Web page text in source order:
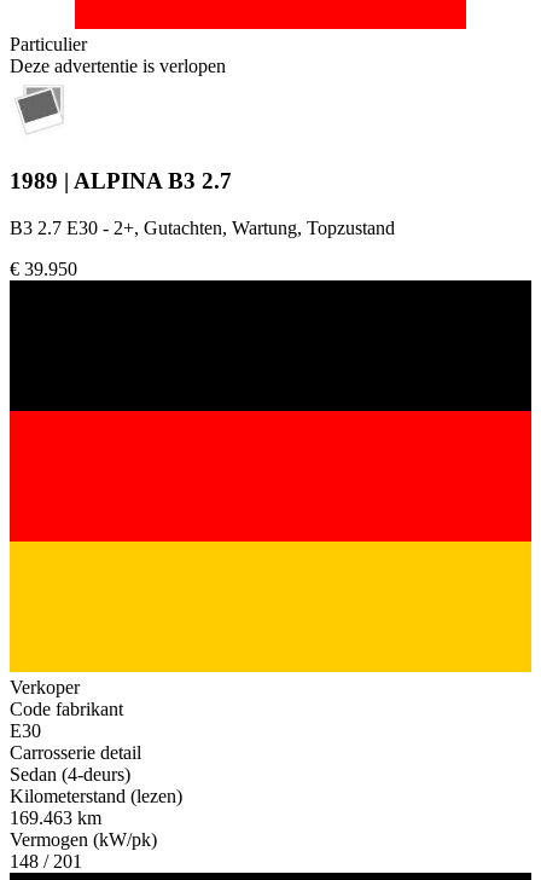
Particulier
Deze advertentie is verlopen
1989 | ALPINA B3 2.7
B3 2.7 E30 - 2+, Gutachten, Wartung, Topzustand
€ 39.950
Verkoper
Code fabrikant
E30
Carrosserie detail
Sedan (4-deurs)
Kilometerstand (lezen)
169.463 km
Vermogen (kW/pk)
148 / 201